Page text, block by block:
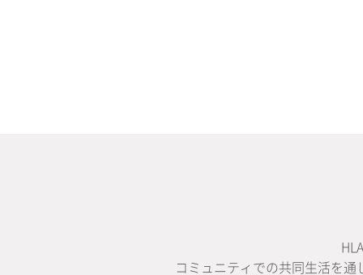
コミュニティでの共同生活を